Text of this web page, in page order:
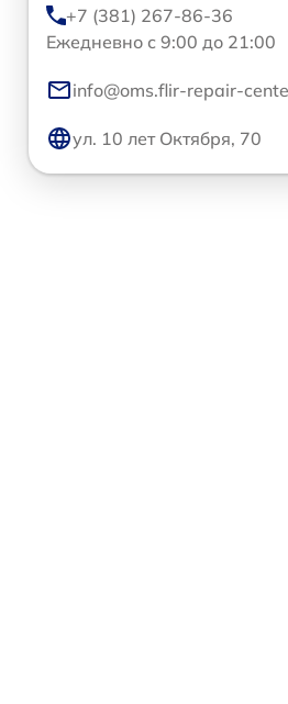
+7 (381) 267-86-36
Ежедневно с 9:00 до 21:00
info@oms.flir-repair-
ул. 10 лет Октября, 70